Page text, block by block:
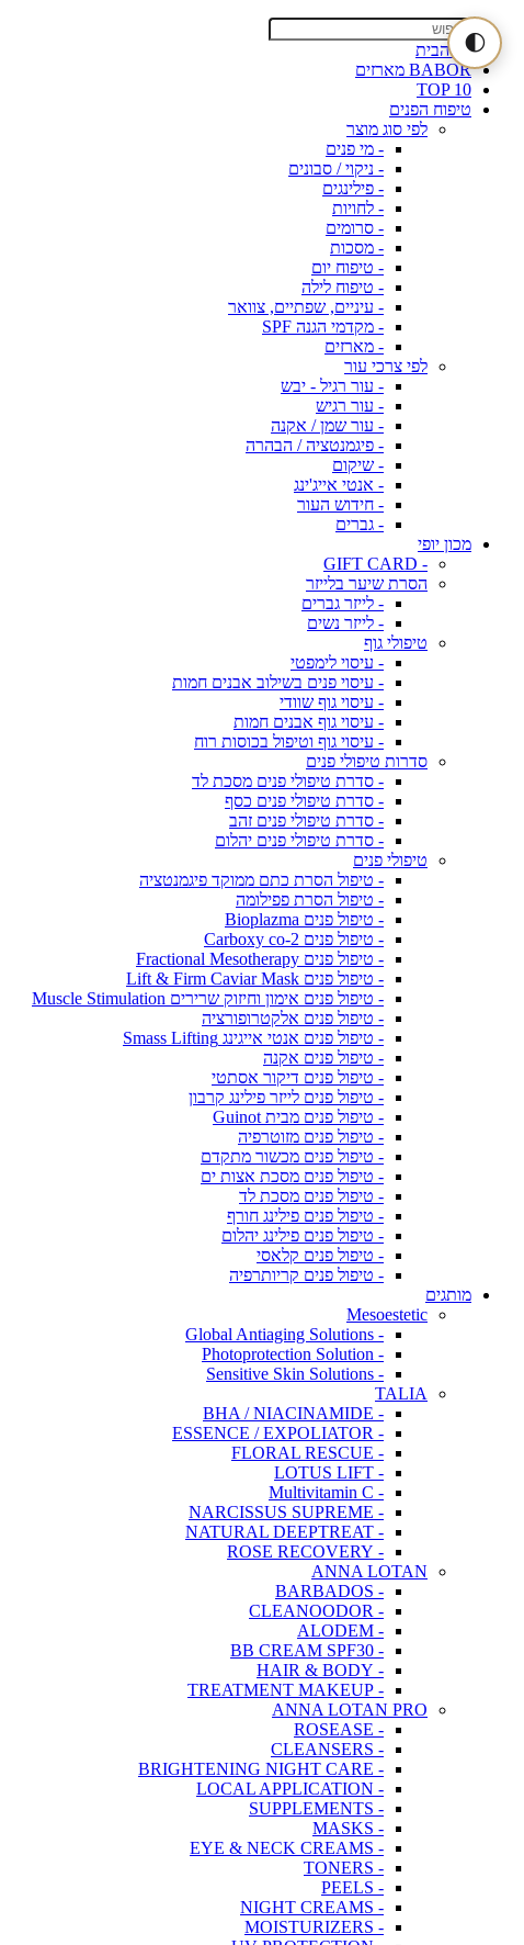
🌓דף הבית
BABOR מארזים
TOP 10
טיפוח הפנים
לפי סוג מוצר
- מי פנים
- ניקוי / סבונים
- פילינגים
- לחויות
- סרומים
- מסכות
- טיפוח יום
- טיפוח לילה
- עיניים, שפתיים, צוואר
- מקדמי הגנה SPF
- מארזים
לפי צרכי עור
- עור רגיל - יבש
- עור רגיש
- עור שמן / אקנה
- פיגמנטציה / הבהרה
- שיקום
- אנטי אייג'ינג
- חידוש העור
- גברים
מכון יופי
- GIFT CARD
הסרת שיער בלייזר
- לייזר גברים
- לייזר נשים
טיפולי גוף
- עיסוי לימפטי
- עיסוי פנים בשילוב אבנים חמות
- עיסוי גוף שוודי
- עיסוי גוף אבנים חמות
- עיסוי גוף וטיפול בכוסות רוח
סדרות טיפולי פנים
- סדרת טיפולי פנים מסכת לד
- סדרת טיפולי פנים כסף
- סדרת טיפולי פנים זהב
- סדרת טיפולי פנים יהלום
טיפולי פנים
- טיפול הסרת כתם ממוקד פיגמנטציה
- טיפול הסרת פפילומה
- טיפול פנים Bioplazma
- טיפול פנים Carboxy co-2
- טיפול פנים Fractional Mesotherapy
- טיפול פנים Lift & Firm Caviar Mask
- טיפול פנים אימון וחיזוק שרירים Muscle Stimulation
- טיפול פנים אלקטרופורציה
- טיפול פנים אנטי אייגינג Smass Lifting
- טיפול פנים אקנה
- טיפול פנים דיקור אסתטי
- טיפול פנים לייזר פילינג קרבון
- טיפול פנים מבית Guinot
- טיפול פנים מזוטרפיה
- טיפול פנים מכשור מתקדם
- טיפול פנים מסכת אצות ים
- טיפול פנים מסכת לד
- טיפול פנים פילינג חורף
- טיפול פנים פילינג יהלום
- טיפול פנים קלאסי
- טיפול פנים קריותרפיה
מותגים
Mesoestetic
- Global Antiaging Solutions
- Photoprotection Solution
- Sensitive Skin Solutions
TALIA
- BHA / NIACINAMIDE
- ESSENCE / EXPOLIATOR
- FLORAL RESCUE
- LOTUS LIFT
- Multivitamin C
- NARCISSUS SUPREME
- NATURAL DEEPTREAT
- ROSE RECOVERY
ANNA LOTAN
- BARBADOS
- CLEANOODOR
- ALODEM
- BB CREAM SPF30
- HAIR & BODY
- TREATMENT MAKEUP
ANNA LOTAN PRO
- ROSEASE
- CLEANSERS
- BRIGHTENING NIGHT CARE
- LOCAL APPLICATION
- SUPPLEMENTS
- MASKS
- EYE & NECK CREAMS
- TONERS
- PEELS
- NIGHT CREAMS
- MOISTURIZERS